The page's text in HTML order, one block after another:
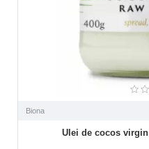
Biona
Ulei de cocos